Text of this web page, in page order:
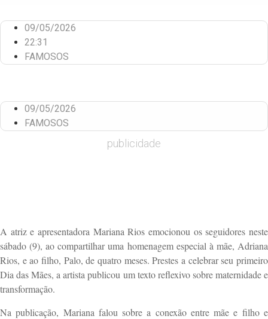
09/05/2026
22:31
FAMOSOS
09/05/2026
FAMOSOS
publicidade
A atriz e apresentadora Mariana Rios emocionou os seguidores neste
sábado (9), ao compartilhar uma homenagem especial à mãe, Adriana
Rios, e ao filho, Palo, de quatro meses. Prestes a celebrar seu primeiro
Dia das Mães, a artista publicou um texto reflexivo sobre maternidade e
transformação.
Na publicação, Mariana falou sobre a conexão entre mãe e filho e